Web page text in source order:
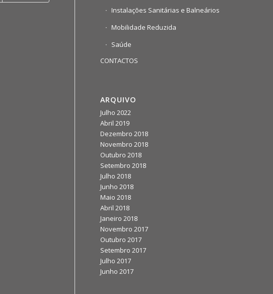
Instalações Sanitárias e Balneários
Mobilidade Reduzida
Saúde
CONTACTOS
ARQUIVO
Julho 2022
Abril 2019
Dezembro 2018
Novembro 2018
Outubro 2018
Setembro 2018
Julho 2018
Junho 2018
Maio 2018
Abril 2018
Janeiro 2018
Novembro 2017
Outubro 2017
Setembro 2017
Julho 2017
Junho 2017